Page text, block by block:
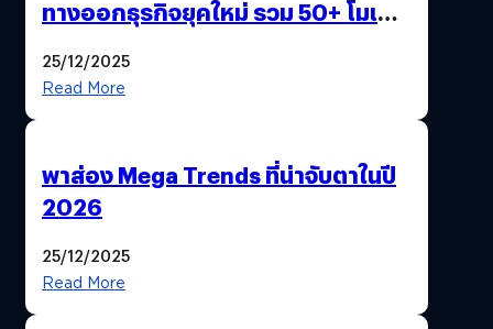
ทางออกธุรกิจยุคใหม่ รวม 50+ โมเดล
25/12/2025
Read More
พาส่อง Mega Trends ที่น่าจับตาในปี
2026
25/12/2025
Read More